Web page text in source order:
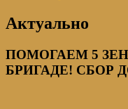
Актуально
ПОМОГАЕМ 5
БРИГАДЕ! СБОР